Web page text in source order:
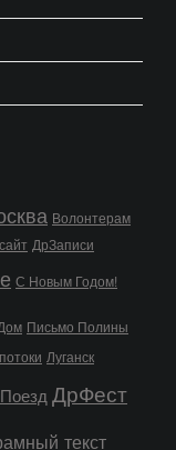
Волонтерам
сайт ДрЗаписи
С Новым Годом!
Письмо Полины
Луганск
ДрФест
текст